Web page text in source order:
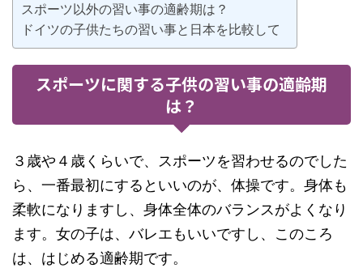
スポーツ以外の習い事の適齢期は？
ドイツの子供たちの習い事と日本を比較して
スポーツに関する子供の習い事の適齢期
は？
３歳や４歳くらいで、スポーツを習わせるのでした
ら、一番最初にするといいのが、体操です。身体も
柔軟になりますし、身体全体のバランスがよくなり
ます。女の子は、バレエもいいですし、このころ
は、はじめる適齢期です。